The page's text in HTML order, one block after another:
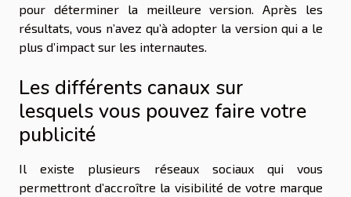
pour déterminer la meilleure version. Après les
résultats, vous n’avez qu’à adopter la version qui a le
plus d’impact sur les internautes.
Les différents canaux sur
lesquels vous pouvez faire votre
publicité
Il existe plusieurs réseaux sociaux qui vous
permettront d’accroître la visibilité de votre marque